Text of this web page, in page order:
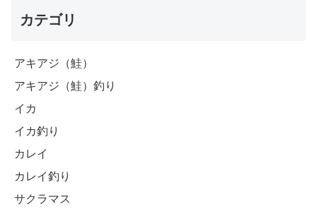
カテゴリ
アキアジ（鮭）
アキアジ（鮭）釣り
イカ
イカ釣り
カレイ
カレイ釣り
サクラマス